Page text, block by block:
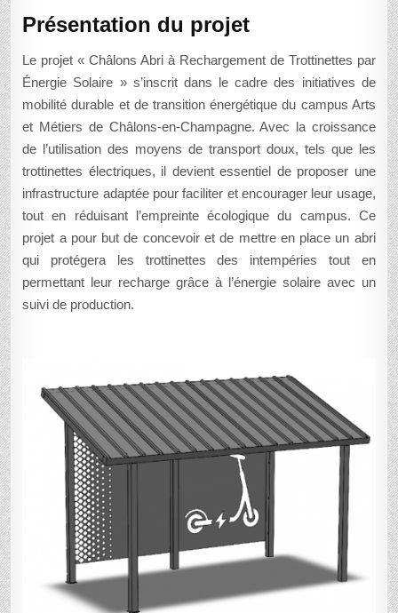
CHÂLONS
ABRI
DE
TROTTINETTES
PAR
SOLAIRE
Présentation du projet
Le projet « Châlons Abri à Rechargement de Trottinettes par
Énergie Solaire » s’inscrit dans le cadre des initiatives de
mobilité durable et de transition énergétique du campus Arts
et Métiers de Châlons-en-Champagne. Avec la croissance
de l’utilisation des moyens de transport doux, tels que les
trottinettes électriques, il devient essentiel de proposer une
infrastructure adaptée pour faciliter et encourager leur usage,
tout en réduisant l’empreinte écologique du campus. Ce
projet a pour but de concevoir et de mettre en place un abri
qui protégera les trottinettes des intempéries tout en
permettant leur recharge grâce à l’énergie solaire avec un
suivi de production.